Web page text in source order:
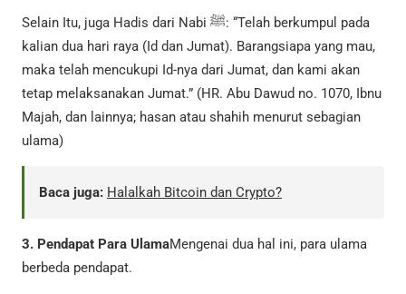
Selain Itu, juga Hadis dari Nabi ﷺ: “Telah berkumpul pada
kalian dua hari raya (Id dan Jumat). Barangsiapa yang mau,
maka telah mencukupi Id-nya dari Jumat, dan kami akan
tetap melaksanakan Jumat.” (HR. Abu Dawud no. 1070, Ibnu
Majah, dan lainnya; hasan atau shahih menurut sebagian
ulama)
Baca juga: Halalkah Bitcoin dan Crypto?
3. Pendapat Para UlamaMengenai dua hal ini, para ulama
berbeda pendapat.